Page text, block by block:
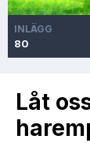
INLÄGG
80
Låt